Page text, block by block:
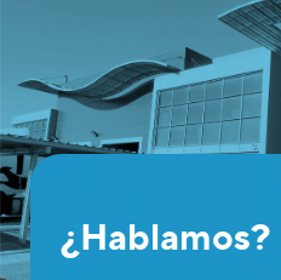
¿Hablamos?